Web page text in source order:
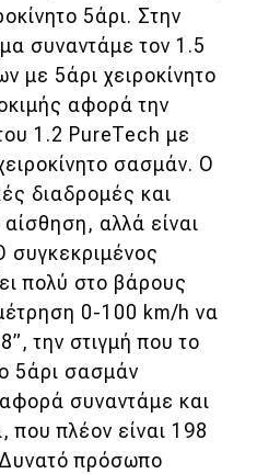
5άρι. Στην
συναντάμε τον 1.5
με 5άρι χειροκίνητο
αφορά την
1.2 PureTech με
σασμάν. Ο
διαδρομές και
αλλά είναι
συγκεκριμένος
πολύ στο βάρους
0-100 km/h να
την στιγμή που το
5άρι σασμάν
συναντάμε και
που πλέον είναι 198
πρόσωπο